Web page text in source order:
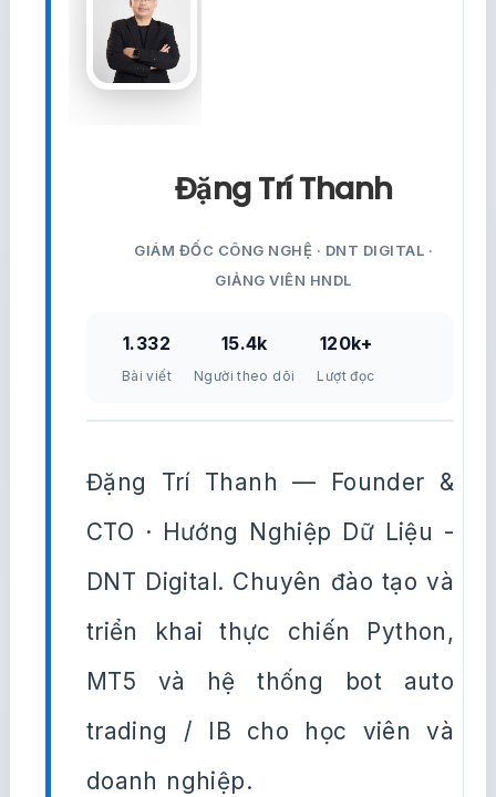
Đặng Trí Thanh
GIÁM ĐỐC CÔNG NGHỆ · DNT DIGITAL ·
GIẢNG VIÊN HNDL
1.332
Bài viết
15.4k
Người theo dõi
120k+
Lượt đọc
Đặng Trí Thanh — Founder &
CTO · Hướng Nghiệp Dữ Liệu -
DNT Digital. Chuyên đào tạo và
triển khai thực chiến Python,
MT5 và hệ thống bot auto
trading / IB cho học viên và
doanh nghiệp.